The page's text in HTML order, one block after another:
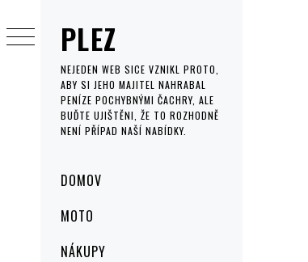
PLEZ
NEJEDEN WEB SICE VZNIKL PROTO,
ABY SI JEHO MAJITEL NAHRABAL
PENÍZE POCHYBNÝMI ČACHRY, ALE
BUĎTE UJIŠTĚNI, ŽE TO ROZHODNĚ
NENÍ PŘÍPAD NAŠÍ NABÍDKY.
MenuDOMOV
MOTO
NÁKUPY
to
content